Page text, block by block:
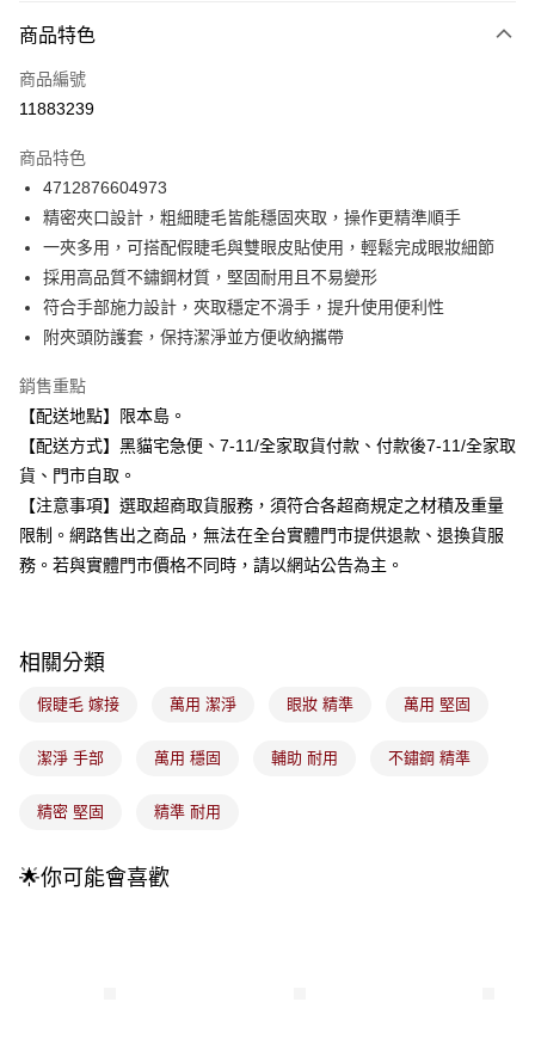
信用卡一次付款
信用卡分期付款
合作金庫商業銀行
華南商業銀行
上海商業儲蓄銀行
台北富邦商業銀行
國泰世華商業銀行
兆豐國際商業銀行
臺灣中小企業銀行
台中商業銀行
匯豐（台灣）商業銀行
華泰商業銀行
聯邦商業銀行
遠東國際商業銀行
元大商業銀行
永豐商業銀行
台新國際商業銀行
台灣樂天信用卡公司
LINE Pay
Apple Pay
街口支付
Google Pay
全盈+PAY
大哥付你分期
相關說明
【大哥付你分期使用說明】
1.本服務由台灣大哥大提供，台灣大哥大用戶可立即使用無須另外申請。
3.實際核准額度、可分期數及費用金額請依後續交易確認頁面所載為準。
4.訂單成立30分鐘內，如未前往確認交易或遇審核未通過，訂單將自動取
消。如遇「轉專審核」未通過狀況，表示未達大哥付你分期系統評分，恕無
法說明評估內容。
1.分期款項不併入電信帳單，「大哥付你分期」於每月結算日後寄送繳費提
2.透過簡訊連結打開帳單後，可選擇「超商條碼／台灣大直營門市／銀行轉
帳／街口支付／iPASS MONEY」等通路繳費。
【注意事項】
1.本服務係由「台灣大哥大股份有限公司」（以下簡稱本公司）所提供，讓
ATM付款
全家取貨付款
每筆NT$100，滿NT$899(含以上)免運費
7-11取貨付款
付款後7-11取貨
商品特色
商品編號
11883239
商品特色
4712876604973
精密夾口設計，粗細睫毛皆能穩固夾取，操作更精準順手
一夾多用，可搭配假睫毛與雙眼皮貼使用，輕鬆完成眼妝細節
採用高品質不鏽鋼材質，堅固耐用且不易變形
符合手部施力設計，夾取穩定不滑手，提升使用便利性
附夾頭防護套，保持潔淨並方便收納攜帶
銷售重點
【配送地點】限本島。
【配送方式】黑貓宅急便、7-11/全家取貨付款、付款後7-11/全家取
貨、門市自取。
【注意事項】選取超商取貨服務，須符合各超商規定之材積及重量
限制。網路售出之商品，無法在全台實體門市提供退款、退換貨服
務。若與實體門市價格不同時，請以網站公告為主。
相關分類
假睫毛 嫁接 萬用 潔淨 眼妝 精準 萬用 堅固
潔淨 手部 萬用 穩固 輔助 耐用 不鏽鋼 精準
精密 堅固 精準 耐用
🌟你可能會喜歡